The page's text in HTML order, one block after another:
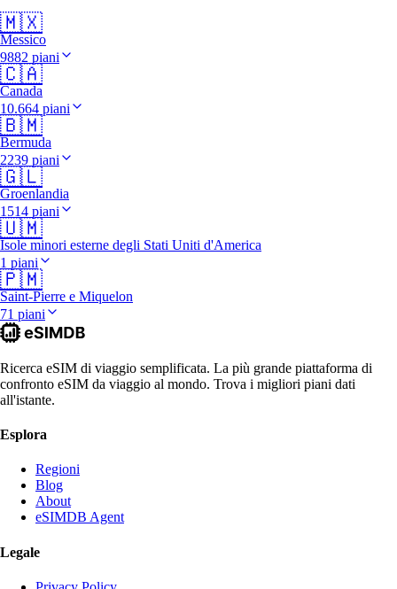
🇲🇽
Messico
9882 piani
🇨🇦
Canada
10.664 piani
🇧🇲
Bermuda
2239 piani
🇬🇱
Groenlandia
1514 piani
🇺🇲
Isole minori esterne degli Stati Uniti d'America
1 piani
🇵🇲
Saint-Pierre e Miquelon
71 piani
Ricerca eSIM di viaggio semplificata. La più grande piattaforma di
confronto eSIM da viaggio al mondo. Trova i migliori piani dati
all'istante.
Esplora
Regioni
Blog
About
eSIMDB Agent
Legale